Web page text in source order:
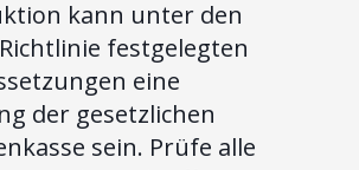
kann unter den
festgelegten
eine
der gesetzlichen
sein. Prüfe alle